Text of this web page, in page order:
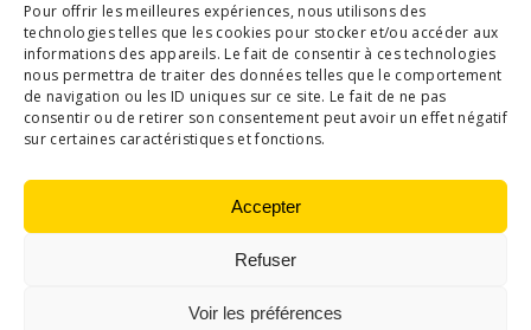
Pour offrir les meilleures expériences, nous utilisons des
technologies telles que les cookies pour stocker et/ou accéder aux
informations des appareils. Le fait de consentir à ces technologies
nous permettra de traiter des données telles que le comportement
de navigation ou les ID uniques sur ce site. Le fait de ne pas
consentir ou de retirer son consentement peut avoir un effet négatif
sur certaines caractéristiques et fonctions.
Accepter
Refuser
Voir les préférences